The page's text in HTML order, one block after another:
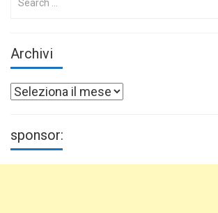
Archivi
Archivi
sponsor: